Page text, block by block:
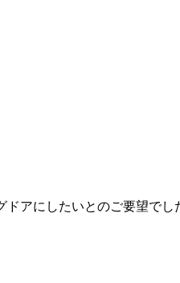
ドアにしたいとのご要望でし